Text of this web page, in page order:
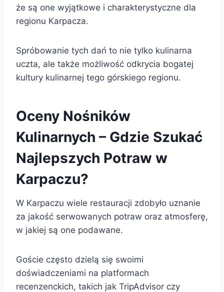
że są one wyjątkowe i charakterystyczne dla
regionu Karpacza.
Spróbowanie tych dań to nie tylko kulinarna
uczta, ale także możliwość odkrycia bogatej
kultury kulinarnej tego górskiego regionu.
Oceny Nośników
Kulinarnych – Gdzie Szukać
Najlepszych Potraw w
Karpaczu?
W Karpaczu wiele restauracji zdobyło uznanie
za jakość serwowanych potraw oraz atmosferę,
w jakiej są one podawane.
Goście często dzielą się swoimi
doświadczeniami na platformach
recenzenckich, takich jak TripAdvisor czy